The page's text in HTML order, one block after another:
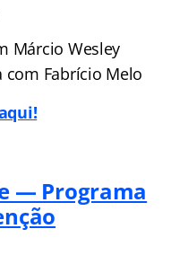
Márcio Wesley
Fabrício Melo
— Programa